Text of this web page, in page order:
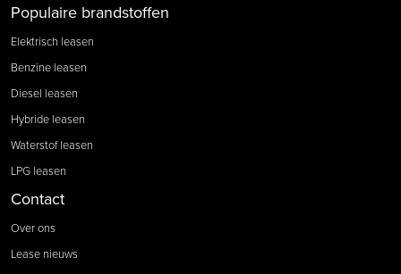
Populaire brandstoffen
Elektrisch leasen
Benzine leasen
Diesel leasen
Hybride leasen
Waterstof leasen
LPG leasen
Contact
Over ons
Lease nieuws